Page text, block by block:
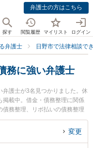
弁護士の方はこちら
探す 閲覧履歴 マイリスト ログイン
弁護士 日野市で法律相談で
務に強い弁護士
護士が3名見つかりました。休
掲載中。借金・債務整理に関係
務整理、リボ払いの債務整理
す。特に日野市民法律事務所の
郎弁護士、日野市民法律事務所
変更